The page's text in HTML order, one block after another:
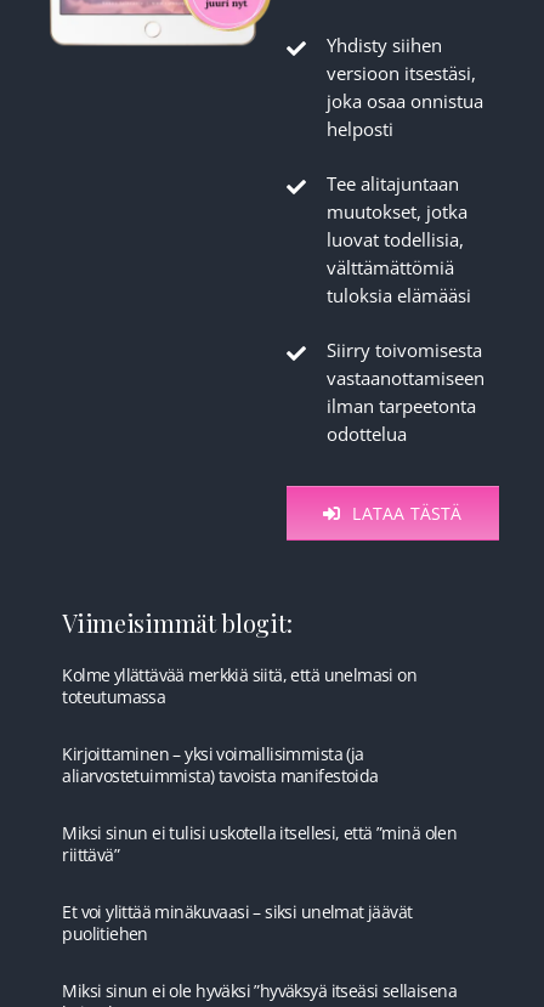
Yhdisty siihen
versioon itsestäsi,
joka osaa onnistua
helposti
Tee alitajuntaan
muutokset, jotka
luovat todellisia,
välttämättömiä
tuloksia elämääsi
Siirry toivomisesta
vastaanottamiseen
ilman tarpeetonta
odottelua
LATAA TÄSTÄ
Viimeisimmät blogit:
Kolme yllättävää merkkiä siitä, että unelmasi on
toteutumassa
Kirjoittaminen – yksi voimallisimmista (ja
aliarvostetuimmista) tavoista manifestoida
Miksi sinun ei tulisi uskotella itsellesi, että ”minä olen
riittävä”
Et voi ylittää minäkuvaasi – siksi unelmat jäävät
puolitiehen
Miksi sinun ei ole hyväksi ”hyväksyä itseäsi sellaisena